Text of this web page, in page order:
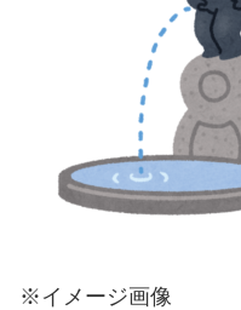
※イメージ画像